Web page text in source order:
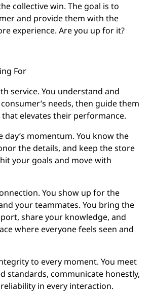
collective win. The goal is to
and provide them with the
experience. Are you up for it?
For
service. You understand and
needs, then guide them
elevates their performance.
day’s momentum. You know the
the details, and keep the store
your goals and move with
. You show up for the
your teammates. You bring the
share your knowledge, and
where everyone feels seen and
to every moment. You meet
standards, communicate honestly,
in every interaction.